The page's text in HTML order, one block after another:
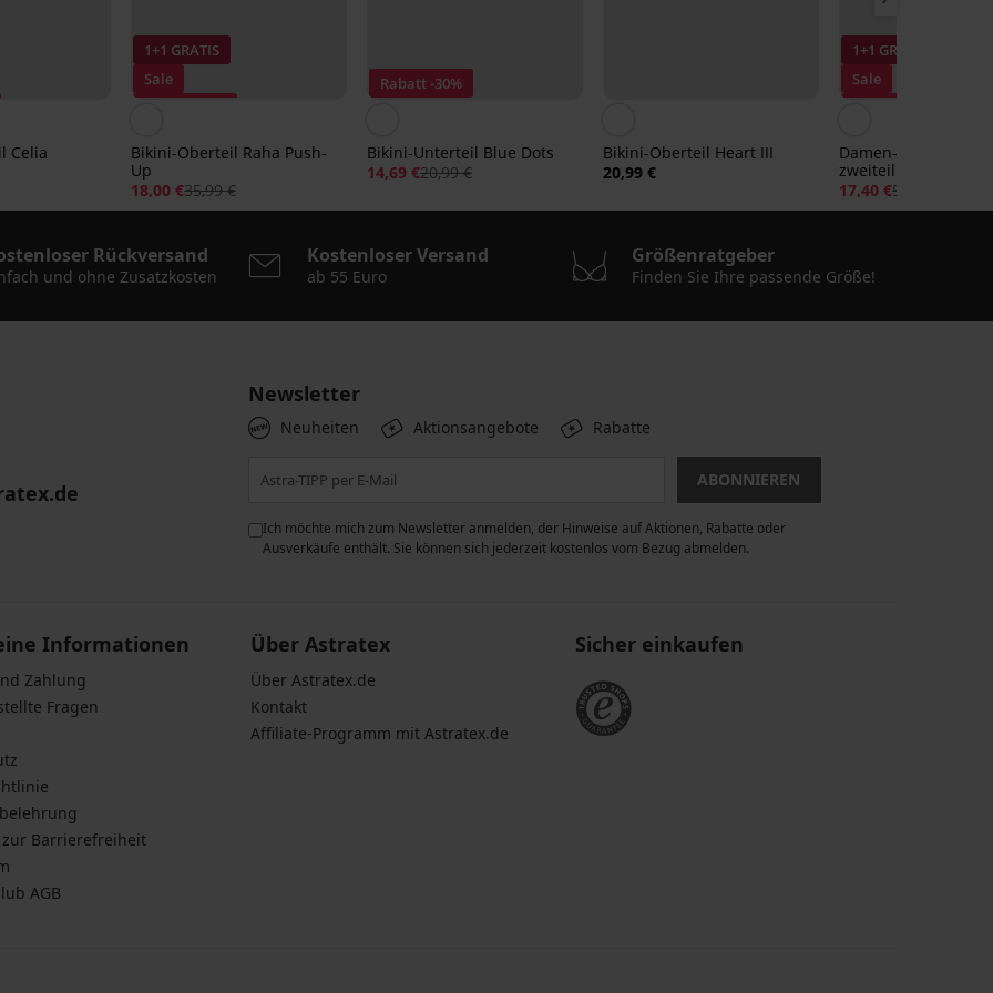
Celia
1+1 GRATIS
Sale
Bikini-Oberteil Raha Push-
Up
18,00 €35,99 €
Rabatt -30%
Bikini-Unterteil Blue Dots
14,69 €20,99 €
Bikini-Oberteil Heart III
20,99 €
1+1 GRATIS
Sale
Damen-Badeanzug
zweiteilig Vero
17,40 €57,98 €
Rückversand
und ohne Zusatzkosten
Kostenloser Versand
ab 55 Euro
Größenratgeber
Finden Sie Ihre passende Größe!
Newsletter
Neuheiten Aktionsangebote Rabatte
ABONNIEREN
Ich möchte mich zum Newsletter anmelden, der Hinweise auf Aktionen, Rabatte oder
Ausverkäufe enthält. Sie können sich jederzeit kostenlos vom Bezug abmelden.
Informationen
Zahlung
Fragen
Barrierefreiheit
AGB
Über Astratex
Über Astratex.de
Kontakt
Affiliate-Programm mit Astratex.de
Sicher einkaufen